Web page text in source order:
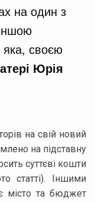
на один з
яка, своєю
Юрія
на свій новий
на підставну
суттєві кошти
статті). Іншими
місто та бюджет